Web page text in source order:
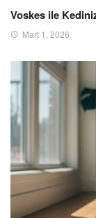
Voskes ile
Mart 1, 2026